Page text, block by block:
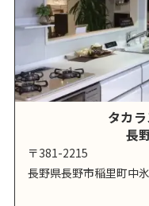
タカ
長
〒381-2215
長野県長野市稲里町中